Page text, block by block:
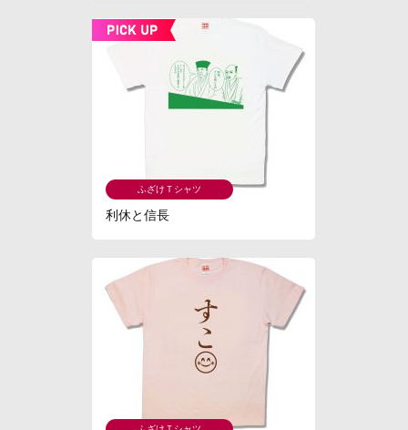
ふざけＴシャツ
利休と信長